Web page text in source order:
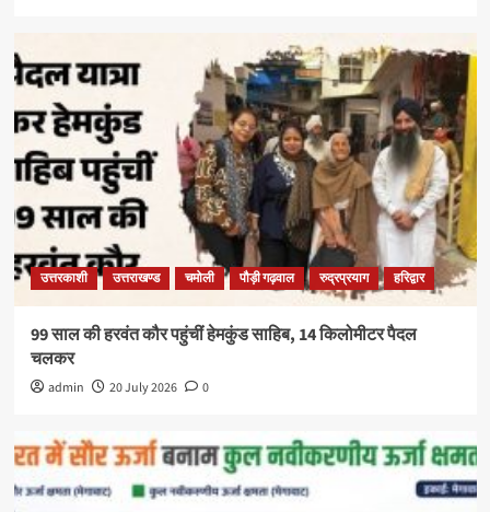
उत्तरकाशी उत्तराखण्ड चमोली पौड़ी गढ़वाल रुद्रप्रयाग हरिद्वार
99 साल की हरवंत कौर पहुंचीं हेमकुंड साहिब, 14 किलोमीटर पैदल
चलकर
admin 20 July 2026 0